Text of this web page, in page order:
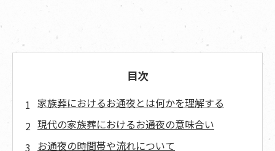
目次
家族葬におけるお通夜とは何かを理解する
現代の家族葬におけるお通夜の意味合い
お通夜の時間帯や流れについて